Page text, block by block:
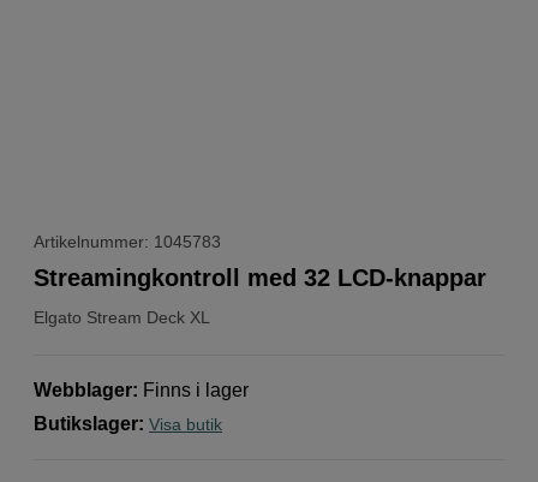
Artikelnummer: 1045783
Elgato Stream Deck XL
Streamingkontroll med 32 LCD-knappar
Webblager: Finns i lager
Butikslager: Visa butik